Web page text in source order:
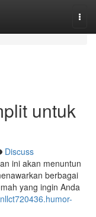
untuk
Discuss
ini akan menuntun
berbagai
yang ingin Anda